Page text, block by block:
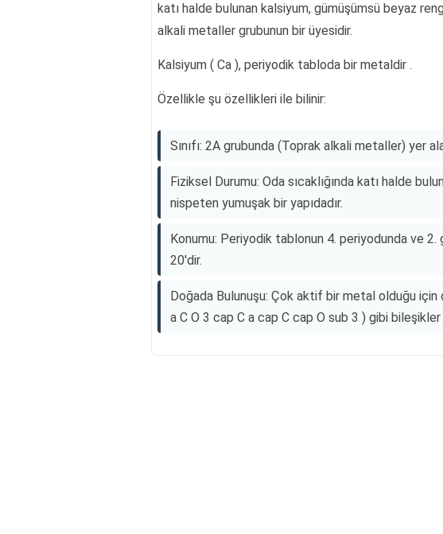
katı halde bulunan kalsiyum, gümüşümsü beyaz
alkali metaller grubunun bir üyesidir.
Kalsiyum ( Ca ), periyodik tabloda bir metaldir .
Özellikle şu özellikleri ile bilinir:
Sınıfı: 2A grubunda (Toprak alkali metaller) yer
Fiziksel Durumu: Oda sıcaklığında katı halde
nispeten yumuşak bir yapıdadır.
Konumu: Periyodik tablonun 4. periyodunda ve 2.
20'dir.
Doğada Bulunuşu: Çok aktif bir metal olduğu
a C O 3 cap C a cap C cap O sub 3 ) gibi bileşikler